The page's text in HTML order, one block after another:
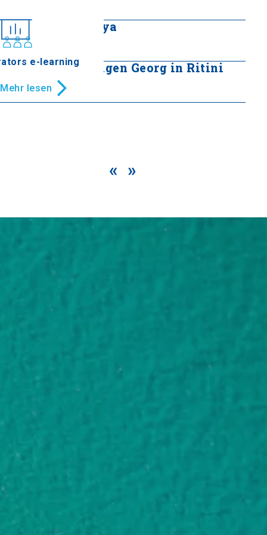
e-learning
Palaia Leptokarya
Mehr lesen
Kloster des Heiligen Georg in Ritini
Mehr lesen
« »